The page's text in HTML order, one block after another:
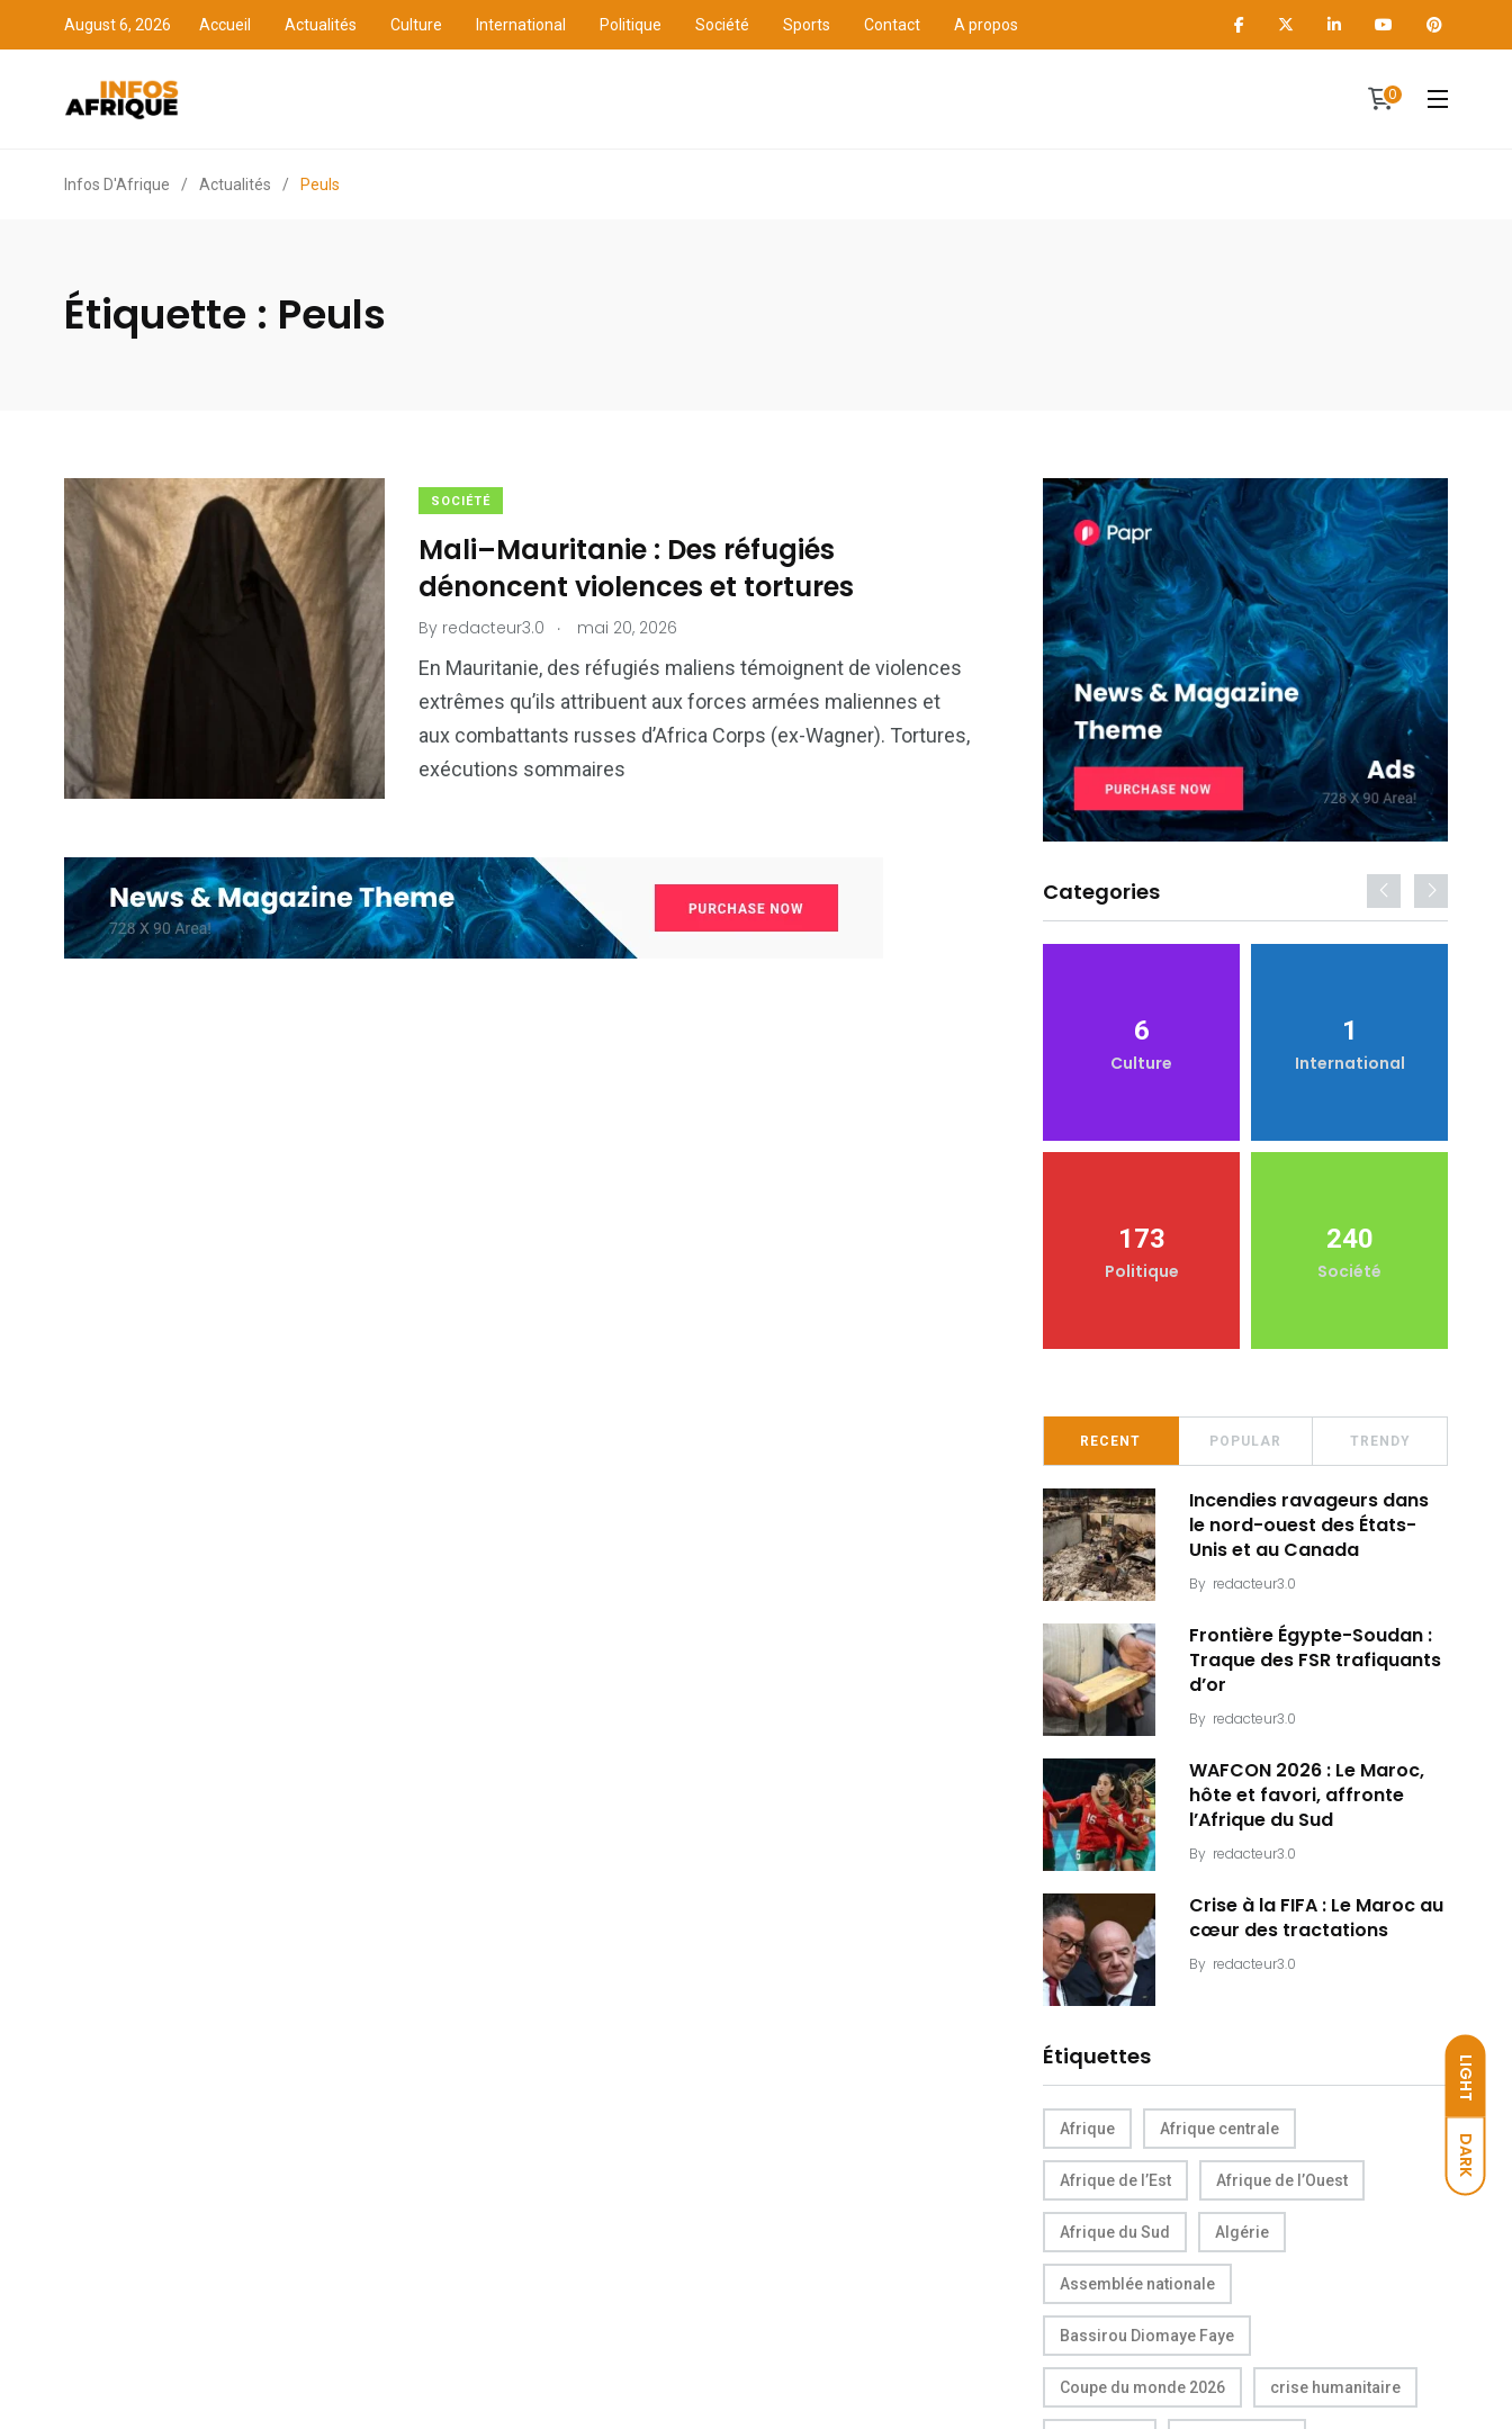
LIGHT
DARK
August 6, 2026 Accueil Actualités Culture International Politique Société Sports Contact A propos
0
Infos D'Afrique / Actualités / Peuls
Étiquette : Peuls
SOCIÉTÉ
Mali–Mauritanie : Des réfugiés
dénoncent violences et tortures
By redacteur3.0 . mai 20, 2026
En Mauritanie, des réfugiés maliens témoignent de violences
extrêmes qu’ils attribuent aux forces armées maliennes et
aux combattants russes d’Africa Corps (ex-Wagner). Tortures,
exécutions sommaires
Categories
6
Culture
1
International
173
Politique
240
Société
RECENT POPULAR TRENDY
Incendies ravageurs dans
le nord-ouest des États-
Unis et au Canada
By redacteur3.0
Frontière Égypte-Soudan :
Traque des FSR trafiquants
d’or
By redacteur3.0
WAFCON 2026 : Le Maroc,
hôte et favori, affronte
l’Afrique du Sud
By redacteur3.0
Crise à la FIFA : Le Maroc au
cœur des tractations
By redacteur3.0
Étiquettes
Afrique Afrique centrale
Afrique de l’Est Afrique de l’Ouest
Afrique du Sud Algérie
Assemblée nationale
Bassirou Diomaye Faye
Coupe du monde 2026 crise humanitaire